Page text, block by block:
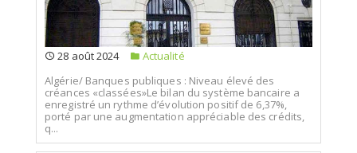
28 août 2024
Actualité
Algérie/ Banques publiques : Niveau élevé des
créances «classées»Le bilan du système bancaire a
enregistré un rythme d’évolution positif de 6,37%,
porté par une augmentation appréciable des crédits,
q...